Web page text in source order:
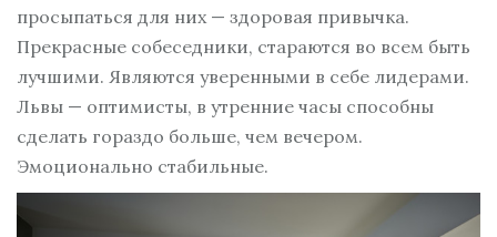
просыпаться для них — здоровая привычка.
Прекрасные собеседники, стараются во всем быть
лучшими. Являются уверенными в себе лидерами.
Львы — оптимисты, в утренние часы способны
сделать гораздо больше, чем вечером.
Эмоционально стабильные.